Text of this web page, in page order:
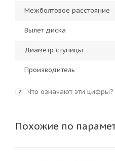
Межболтовое расстояние
Вылет диска
Диаметр ступицы
Производитель
? Что означают эти цифры?
Похожие по